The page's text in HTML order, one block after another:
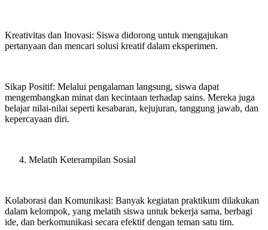
Kreativitas dan Inovasi: Siswa didorong untuk mengajukan
pertanyaan dan mencari solusi kreatif dalam eksperimen.
Sikap Positif: Melalui pengalaman langsung, siswa dapat
mengembangkan minat dan kecintaan terhadap sains. Mereka juga
belajar nilai-nilai seperti kesabaran, kejujuran, tanggung jawab, dan
kepercayaan diri.
Melatih Keterampilan Sosial
Kolaborasi dan Komunikasi: Banyak kegiatan praktikum dilakukan
dalam kelompok, yang melatih siswa untuk bekerja sama, berbagi
ide, dan berkomunikasi secara efektif dengan teman satu tim.